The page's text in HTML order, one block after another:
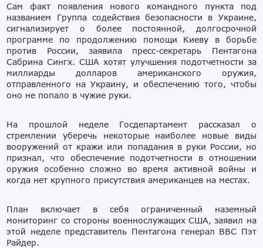
Сам факт появления нового командного пункта под
названием Группа содействия безопасности в Украине,
сигнализирует о более постоянной, долгосрочной
программе по продолжению помощи Киеву в борьбе
против России, заявила пресс-секретарь Пентагона
Сабрина Сингх. США хотят улучшения подотчетности за
миллиарды долларов американского оружия,
отправленного на Украину, и обеспечению того, чтобы
оно не попало в чужие руки.
На прошлой неделе Госдепартамент рассказал о
стремлении уберечь некоторые наиболее новые виды
вооружений от кражи или попадания в руки России, но
признал, что обеспечение подотчетности в отношении
оружия особенно сложно во время активной войны и
когда нет крупного присутствия американцев на местах.
План включает в себя ограниченный наземный
мониторинг со стороны военнослужащих США, заявил на
этой неделе представитель Пентагона генерал ВВС Пэт
Райдер.